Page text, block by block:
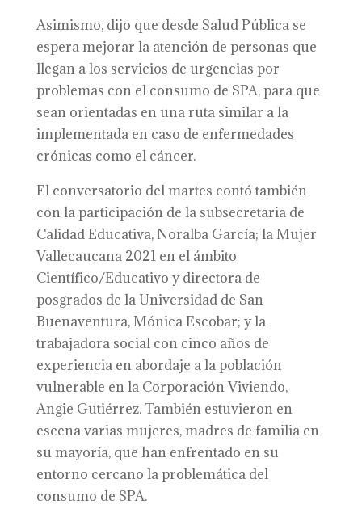
Asimismo, dijo que desde Salud Pública se
espera mejorar la atención de personas que
llegan a los servicios de urgencias por
problemas con el consumo de SPA, para que
sean orientadas en una ruta similar a la
implementada en caso de enfermedades
crónicas como el cáncer.
El conversatorio del martes contó también
con la participación de la subsecretaria de
Calidad Educativa, Noralba García; la Mujer
Vallecaucana 2021 en el ámbito
Científico/Educativo y directora de
posgrados de la Universidad de San
Buenaventura, Mónica Escobar; y la
trabajadora social con cinco años de
experiencia en abordaje a la población
vulnerable en la Corporación Viviendo,
Angie Gutiérrez. También estuvieron en
escena varias mujeres, madres de familia en
su mayoría, que han enfrentado en su
entorno cercano la problemática del
consumo de SPA.